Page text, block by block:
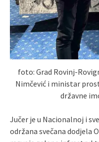
foto: Grad Rovinj-
Nimčević i ministar
državne
Jučer je u Nacionalnoj i
održana svečana dodjela